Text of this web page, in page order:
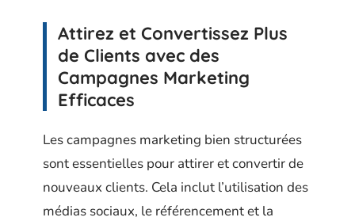
Attirez et Convertissez Plus
de Clients avec des
Campagnes Marketing
Efficaces
Les campagnes marketing bien structurées
sont essentielles pour attirer et convertir de
nouveaux clients. Cela inclut l’utilisation des
médias sociaux, le référencement et la